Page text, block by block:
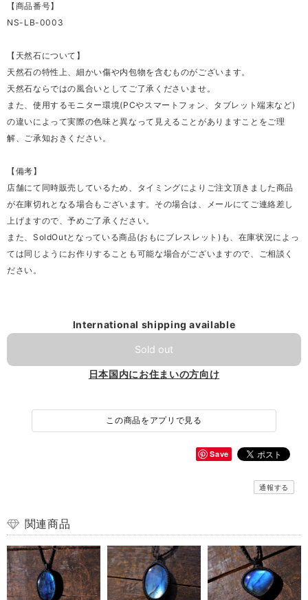
【商品番号】
NS-LB-0003
【天然石について】
天然石の特性上、細かい傷や内包物を含むものがございます。
天然石ならではの風合いとしてご了承くださいませ。
また、使用するモニター環境(PCやスマートフォン、タブレット端末など)
の違いによって実際の色味と異なって見えることがありますことをご理
解、ご承知おきください。
【備考】
店舗にて同時販売しているため、タイミングによりご注文頂きました商品
が在庫切れとなる場合もございます。その場合は、メールにてご連絡差し
上げますので、予めご了承ください。
また、SoldOutとなっている商品(おもにブレスレット)も、在庫状況によっ
ては同じようにお作りすることも可能な場合がございますので、ご相談く
ださい。
International shipping available
Sold out
日本国内にお住まいの方向け
この商品をアプリで見る
Save
通報する
関連商品